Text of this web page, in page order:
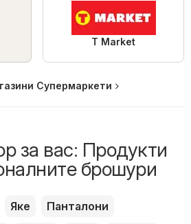
T Market
Супермаркети
за вас: Продукти
брошури
Яке
Панталони